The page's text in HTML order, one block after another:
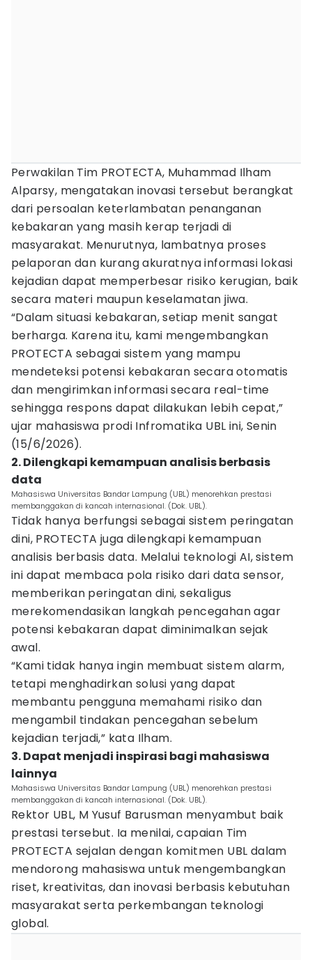
Perwakilan Tim PROTECTA, Muhammad Ilham
Alparsy, mengatakan inovasi tersebut berangkat
dari persoalan keterlambatan penanganan
kebakaran yang masih kerap terjadi di
masyarakat. Menurutnya, lambatnya proses
pelaporan dan kurang akuratnya informasi lokasi
kejadian dapat memperbesar risiko kerugian, baik
secara materi maupun keselamatan jiwa.
“Dalam situasi kebakaran, setiap menit sangat
berharga. Karena itu, kami mengembangkan
PROTECTA sebagai sistem yang mampu
mendeteksi potensi kebakaran secara otomatis
dan mengirimkan informasi secara real-time
sehingga respons dapat dilakukan lebih cepat,”
ujar mahasiswa prodi Infromatika UBL ini, Senin
(15/6/2026).
2. Dilengkapi kemampuan analisis berbasis
data
Mahasiswa Universitas Bandar Lampung (UBL) menorehkan prestasi
membanggakan di kancah internasional. (Dok. UBL).
Tidak hanya berfungsi sebagai sistem peringatan
dini, PROTECTA juga dilengkapi kemampuan
analisis berbasis data. Melalui teknologi AI, sistem
ini dapat membaca pola risiko dari data sensor,
memberikan peringatan dini, sekaligus
merekomendasikan langkah pencegahan agar
potensi kebakaran dapat diminimalkan sejak
awal.
“Kami tidak hanya ingin membuat sistem alarm,
tetapi menghadirkan solusi yang dapat
membantu pengguna memahami risiko dan
mengambil tindakan pencegahan sebelum
kejadian terjadi,” kata Ilham.
3. Dapat menjadi inspirasi bagi mahasiswa
lainnya
Mahasiswa Universitas Bandar Lampung (UBL) menorehkan prestasi
membanggakan di kancah internasional. (Dok. UBL).
Rektor UBL, M Yusuf Barusman menyambut baik
prestasi tersebut. Ia menilai, capaian Tim
PROTECTA sejalan dengan komitmen UBL dalam
mendorong mahasiswa untuk mengembangkan
riset, kreativitas, dan inovasi berbasis kebutuhan
masyarakat serta perkembangan teknologi
global.